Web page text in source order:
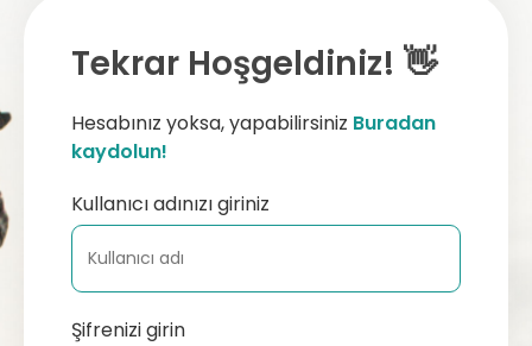
Tekrar Hoşgeldiniz! 👋
Hesabınız yoksa, yapabilirsiniz Buradan
kaydolun!
Kullanıcı adınızı giriniz
Şifrenizi girin